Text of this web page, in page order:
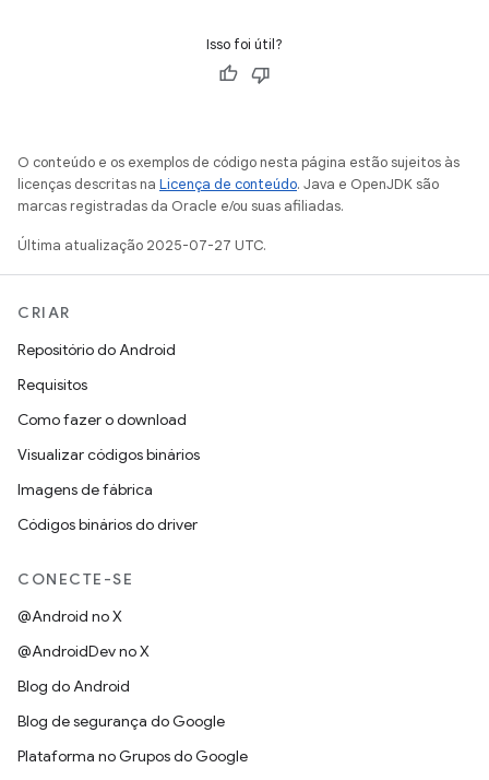
Isso foi útil?
O conteúdo e os exemplos de código nesta página estão sujeitos às
licenças descritas na Licença de conteúdo. Java e OpenJDK são
marcas registradas da Oracle e/ou suas afiliadas.
Última atualização 2025-07-27 UTC.
CRIAR
Repositório do Android
Requisitos
Como fazer o download
Visualizar códigos binários
Imagens de fábrica
Códigos binários do driver
CONECTE-SE
@Android no X
@AndroidDev no X
Blog do Android
Blog de segurança do Google
Plataforma no Grupos do Google